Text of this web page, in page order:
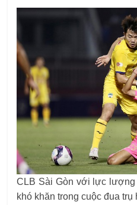
CLB Sài Gòn với lực lượng
khó khăn trong cuộc đua trụ